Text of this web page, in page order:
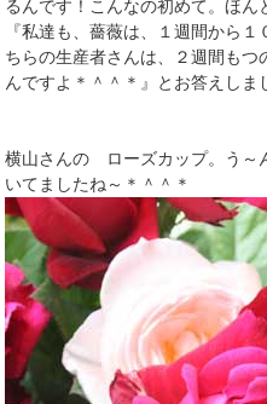
るんです！こんなの初めて。ほん
『私達も、薔薇は、１週間から
ちらの生産者さんは、２週間も
んですよ＊＾＾＊』とお答えしま
横山さんの ローズカップ。う～
いてましたね～＊＾＾＊